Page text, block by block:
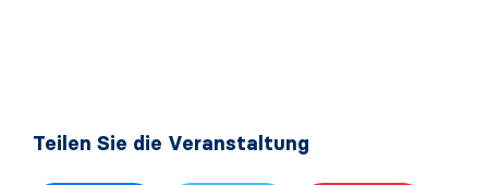
Teilen Sie die Veranstaltung